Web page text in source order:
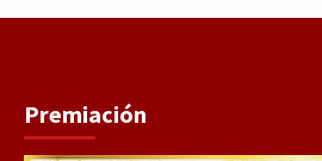
Premiación